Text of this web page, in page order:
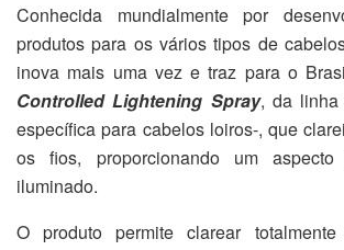
Conhecida mundialmente por
produtos para os vários tipos de
inova mais uma vez e traz para o
Controlled Lightening Spray, da linha
específica para cabelos loiros-, que
os fios, proporcionando um
iluminado.
O produto permite clarear